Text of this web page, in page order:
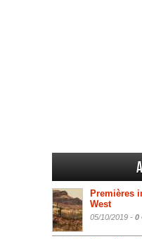
Premières
West
05/10/2019 - 0